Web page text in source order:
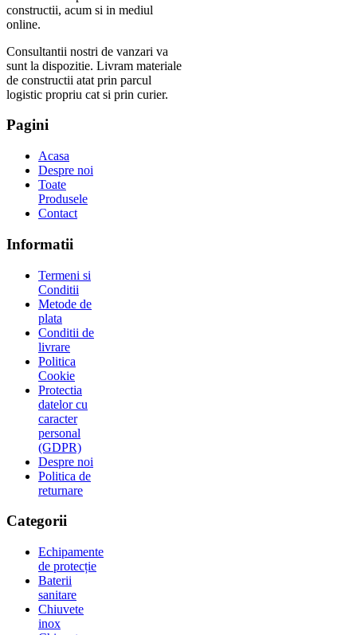
constructii, acum si in mediul
online.
Consultantii nostri de vanzari va
sunt la dispozitie. Livram materiale
de constructii atat prin parcul
logistic propriu cat si prin curier.
Pagini
Acasa
Despre noi
Toate
Produsele
Contact
Informatii
Termeni si
Conditii
Metode de
plata
Conditii de
livrare
Politica
Cookie
Protectia
datelor cu
caracter
personal
(GDPR)
Despre noi
Politica de
returnare
Categorii
Echipamente
de protecție
Baterii
sanitare
Chiuvete
inox